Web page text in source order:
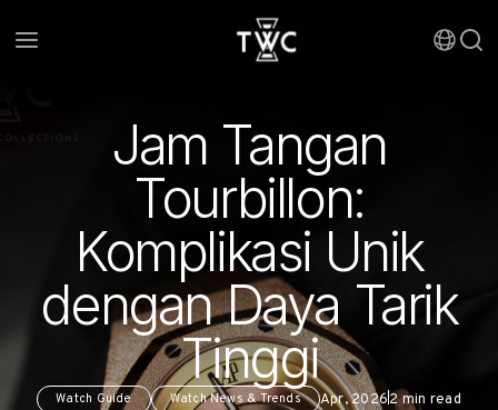
Jam Tangan
Tourbillon:
Komplikasi Unik
dengan Daya Tarik
Tinggi
Watch Guide Watch News & Trends Apr, 20262min read